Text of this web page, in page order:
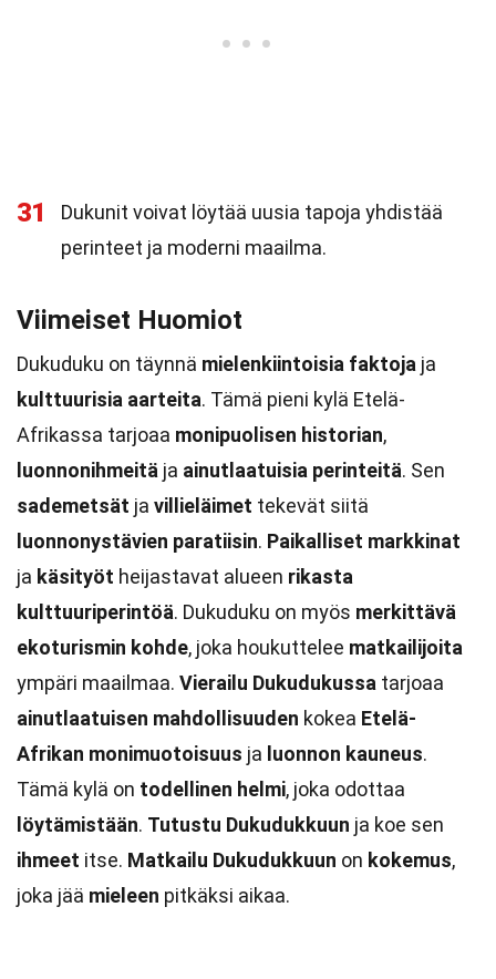
31
Dukunit voivat löytää uusia tapoja yhdistää
perinteet ja moderni maailma.
Viimeiset Huomiot
Dukuduku on täynnä mielenkiintoisia faktoja ja
kulttuurisia aarteita. Tämä pieni kylä Etelä-
Afrikassa tarjoaa monipuolisen historian,
luonnonihmeitä ja ainutlaatuisia perinteitä. Sen
sademetsät ja villieläimet tekevät siitä
luonnonystävien paratiisin. Paikalliset markkinat
ja käsityöt heijastavat alueen rikasta
kulttuuriperintöä. Dukuduku on myös merkittävä
ekoturismin kohde, joka houkuttelee matkailijoita
ympäri maailmaa. Vierailu Dukudukussa tarjoaa
ainutlaatuisen mahdollisuuden kokea Etelä-
Afrikan monimuotoisuus ja luonnon kauneus.
Tämä kylä on todellinen helmi, joka odottaa
löytämistään. Tutustu Dukudukkuun ja koe sen
ihmeet itse. Matkailu Dukudukkuun on kokemus,
joka jää mieleen pitkäksi aikaa.